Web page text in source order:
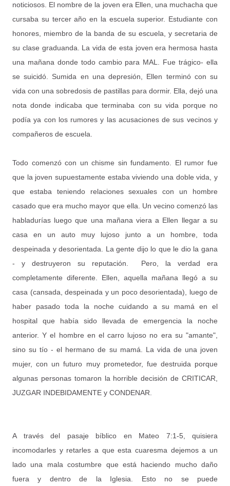
noticiosos. El nombre de la joven era Ellen, una muchacha que
cursaba su tercer año en la escuela superior. Estudiante con
honores, miembro de la banda de su escuela, y secretaria de
su clase graduanda. La vida de esta joven era hermosa hasta
una mañana donde todo cambio para MAL. Fue trágico- ella
se suicidó. Sumida en una depresión, Ellen terminó con su
vida con una sobredosis de pastillas para dormir. Ella, dejó una
nota donde indicaba que terminaba con su vida porque no
podía ya con los rumores y las acusaciones de sus vecinos y
compañeros de escuela.
Todo comenzó con un chisme sin fundamento. El rumor fue
que la joven supuestamente estaba viviendo una doble vida, y
que estaba teniendo relaciones sexuales con un hombre
casado que era mucho mayor que ella. Un vecino comenzó las
habladurías luego que una mañana viera a Ellen llegar a su
casa en un auto muy lujoso junto a un hombre, toda
despeinada y desorientada. La gente dijo lo que le dio la gana
- y destruyeron su reputación. Pero, la verdad era
completamente diferente. Ellen, aquella mañana llegó a su
casa (cansada, despeinada y un poco desorientada), luego de
haber pasado toda la noche cuidando a su mamá en el
hospital que había sido llevada de emergencia la noche
anterior. Y el hombre en el carro lujoso no era su "amante",
sino su tío - el hermano de su mamá. La vida de una joven
mujer, con un futuro muy prometedor, fue destruida porque
algunas personas tomaron la horrible decisión de CRITICAR,
JUZGAR INDEBIDAMENTE y CONDENAR.
A través del pasaje bíblico en Mateo 7:1-5, quisiera
incomodarles y retarles a que esta cuaresma dejemos a un
lado una mala costumbre que está haciendo mucho daño
fuera y dentro de la Iglesia. Esto no se puede